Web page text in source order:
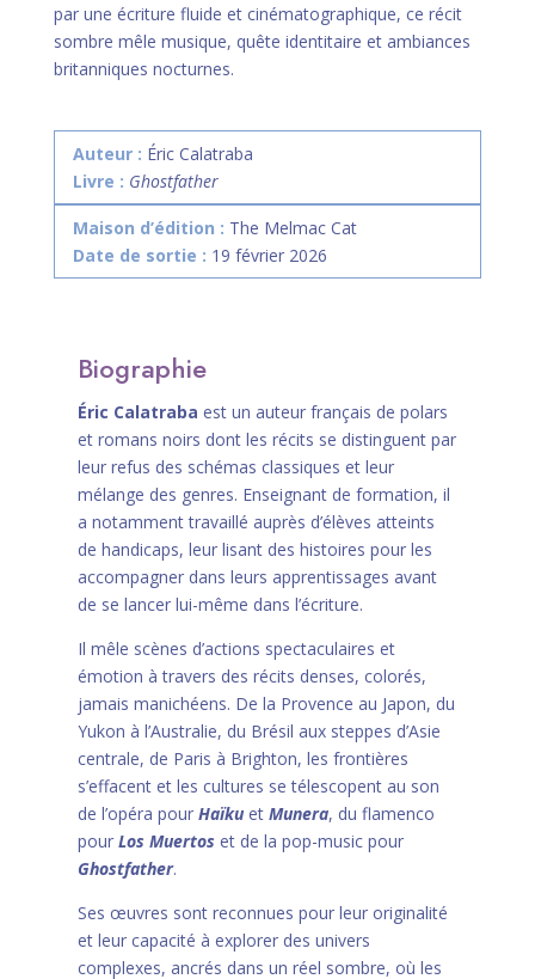
par une écriture fluide et cinématographique, ce récit
sombre mêle musique, quête identitaire et ambiances
britanniques nocturnes.
Auteur : Éric Calatraba
Livre : Ghostfather
Maison d’édition : The Melmac Cat
Date de sortie : 19 février 2026
Biographie
Éric Calatraba est un auteur français de polars
et romans noirs dont les récits se distinguent par
leur refus des schémas classiques et leur
mélange des genres. Enseignant de formation, il
a notamment travaillé auprès d’élèves atteints
de handicaps, leur lisant des histoires pour les
accompagner dans leurs apprentissages avant
de se lancer lui-même dans l’écriture.
Il mêle scènes d’actions spectaculaires et
émotion à travers des récits denses, colorés,
jamais manichéens. De la Provence au Japon, du
Yukon à l’Australie, du Brésil aux steppes d’Asie
centrale, de Paris à Brighton, les frontières
s’effacent et les cultures se télescopent au son
de l’opéra pour Haïkuet Munera, du flamenco
pour Los Muertos et de la pop-music pour
Ghostfather.
Ses œuvres sont reconnues pour leur originalité
et leur capacité à explorer des univers
complexes, ancrés dans un réel sombre, où les